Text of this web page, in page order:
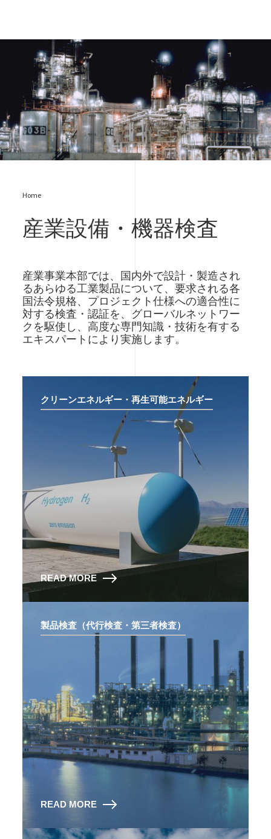
BV_0145.jpg
Home
産業設備・機器検査
産業事業本部では、国内外で設計・製造され
るあらゆる工業製品について、要求される各
国法令規格、プロジェクト仕様への適合性に
対する検査・認証を、グローバルネットワー
クを駆使し、高度な専門知識・技術を有する
エキスパートにより実施します。
クリーンエネルギー・再生可能エネルギー
READ MORE
製品検査（代行検査・第三者検査）
READ MORE